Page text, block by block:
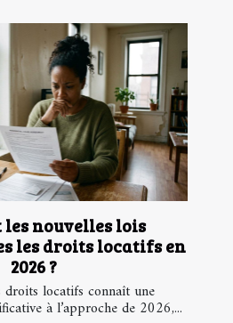
les nouvelles lois
les droits locatifs en
2026 ?
droits locatifs connaît une
à l’approche de 2026,...